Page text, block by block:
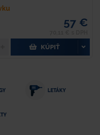
57 €
KÚPIŤ
LETÁKY